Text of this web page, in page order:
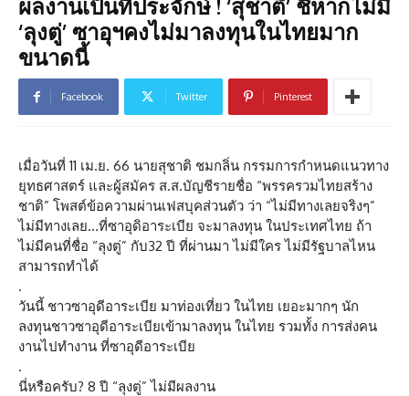
ผลงานเป็นที่ประจักษ์ ! ‘สุชาติ’ ชี้หากไม่มี
‘ลุงตู่’ ซาอุฯคงไม่มาลงทุนในไทยมาก
ขนาดนี้
Facebook Twitter Pinterest
เมื่อวันที่ 11 เม.ย. 66 นายสุชาติ ชมกลิ่น กรรมการกำหนดแนวทาง
ยุทธศาสตร์ และผู้สมัคร ส.ส.บัญชีรายชื่อ “พรรครวมไทยสร้าง
ชาติ” โพสต์ข้อความผ่านเฟสบุคส่วนตัว ว่า “ไม่มีทางเลยจริงๆ”
ไม่มีทางเลย…ที่ซาอุดิอาระเบีย จะมาลงทุน ในประเทศไทย ถ้า
ไม่มีคนที่ชื่อ “ลุงตู่” กับ32 ปี ที่ผ่านมา ไม่มีใคร ไม่มีรัฐบาลไหน
สามารถทำได้
.
วันนี้ ชาวซาอุดีอาระเบีย มาท่องเที่ยว ในไทย เยอะมากๆ นัก
ลงทุนชาวซาอุดีอาระเบียเข้ามาลงทุน ในไทย รวมทั้ง การส่งคน
งานไปทำงาน ที่ซาอุดีอาระเบีย
.
นี่หรือครับ? 8 ปี “ลุงตู่” ไม่มีผลงาน